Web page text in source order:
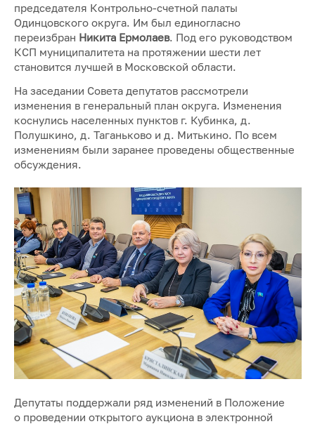
председателя Контрольно-счетной палаты
Одинцовского округа. Им был единогласно
переизбран Никита Ермолаев. Под его руководством
КСП муниципалитета на протяжении шести лет
становится лучшей в Московской области.
На заседании Совета депутатов рассмотрели
изменения в генеральный план округа. Изменения
коснулись населенных пунктов г. Кубинка, д.
Полушкино, д. Таганьково и д. Митькино. По всем
изменениям были заранее проведены общественные
обсуждения.
Депутаты поддержали ряд изменений в Положение
о проведении открытого аукциона в электронной